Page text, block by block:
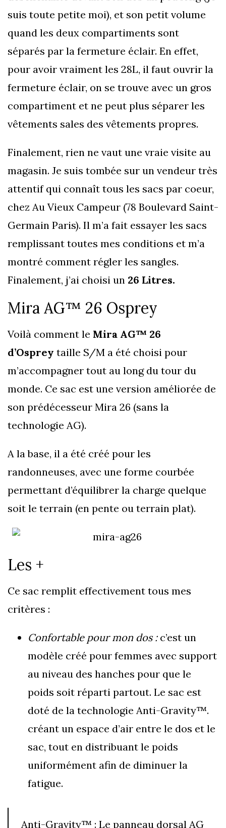
suis toute petite moi), et son petit volume
quand les deux compartiments sont
séparés par la fermeture éclair. En effet,
pour avoir vraiment les 28L, il faut ouvrir la
fermeture éclair, on se trouve avec un gros
compartiment et ne peut plus séparer les
vêtements sales des vêtements propres.
Finalement, rien ne vaut une vraie visite au
magasin. Je suis tombée sur un vendeur très
attentif qui connaît tous les sacs par coeur,
chez Au Vieux Campeur (78 Boulevard Saint-
Germain Paris). Il m’a fait essayer les sacs
remplissant toutes mes conditions et m’a
montré comment régler les sangles.
Finalement, j’ai choisi un 26 Litres.
Mira AG™ 26 Osprey
Voilà comment le Mira AG™ 26
d’Osprey taille S/M a été choisi pour
m’accompagner tout au long du tour du
monde. Ce sac est une version améliorée de
son prédécesseur Mira 26 (sans la
technologie AG).
A la base, il a été créé pour les
randonneuses, avec une forme courbée
permettant d’équilibrer la charge quelque
soit le terrain (en pente ou terrain plat).
Les +
Ce sac remplit effectivement tous mes
critères :
Confortable pour mon dos :c’est un
modèle créé pour femmes avec support
au niveau des hanches pour que le
poids soit réparti partout. Le sac est
doté de la technologie Anti-Gravity™.
créant un espace d’air entre le dos et le
sac, tout en distribuant le poids
uniformément afin de diminuer la
fatigue.
Anti-Gravity™ : Le panneau dorsal AG